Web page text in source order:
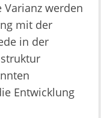
werden
mit der
in der
Entwicklung